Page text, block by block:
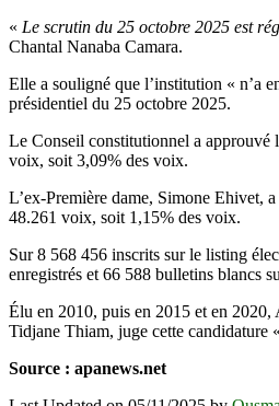
« Le scrutin du 25 octobre 2025 est
Chantal Nanaba Camara.
Elle a souligné que l’institution « n’a
présidentiel du 25 octobre 2025.
Le Conseil constitutionnel a approuvé
voix, soit 3,09% des voix.
L’ex-Première dame, Simone Ehivet,
48.261 voix, soit 1,15% des voix.
Sur 8 568 456 inscrits sur le listing
enregistrés et 66 588 bulletins blancs
Élu en 2010, puis en 2015 et en 2020,
Tidjane Thiam, juge cette candidature
Source : apanews.net